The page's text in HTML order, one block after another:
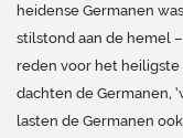
heidense Germanen
stilstond aan de hemel
reden voor het heiligste
dachten de Germanen,
lasten de Germanen